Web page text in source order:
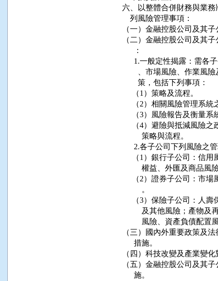
六、以整體合併財務與業
    列風險管理事項：
（一）金融控股公司及其
（二）金融控股公司及其
      ：
1.一般定性揭露：需
、市場風險、作業
        策，包括下列事項：
     （1）策略及流程。
（2）相關風險管理系
（3）風險報告及衡量
（4）避險與抵減風險
          策略與流程。
2.各子公司下列風險
（1）銀行子公司：信
權益、外匯及商品風
（2）證券子公司：市
          。
（3）保險子公司：人
及其他風險；產
風險、資產負債配
（三）國內外重要政策及
      措施。
（四）科技改變及產業變
（五）金融控股公司及其
      施。